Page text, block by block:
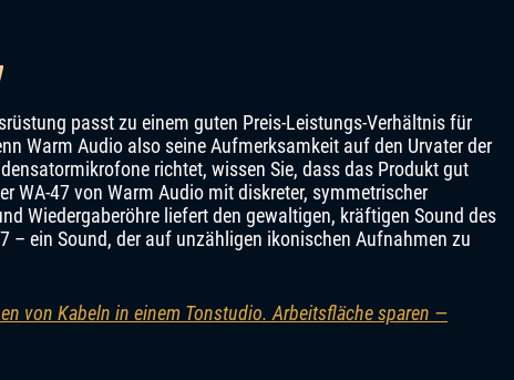
passt zu einem guten Preis-Leistungs-Verhältnis für
Warm Audio also seine Aufmerksamkeit auf den Urvater der
richtet, wissen Sie, dass das Produkt gut
WA-47 von Warm Audio mit diskreter, symmetrischer
Wiedergaberöhre liefert den gewaltigen, kräftigen Sound des
– ein Sound, der auf unzähligen ikonischen Aufnahmen zu
von Kabeln in einem Tonstudio. Arbeitsfläche sparen —